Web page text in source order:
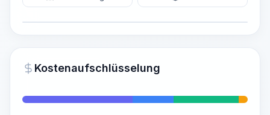
~15-30 Sek.
Kostenaufschlüsselung